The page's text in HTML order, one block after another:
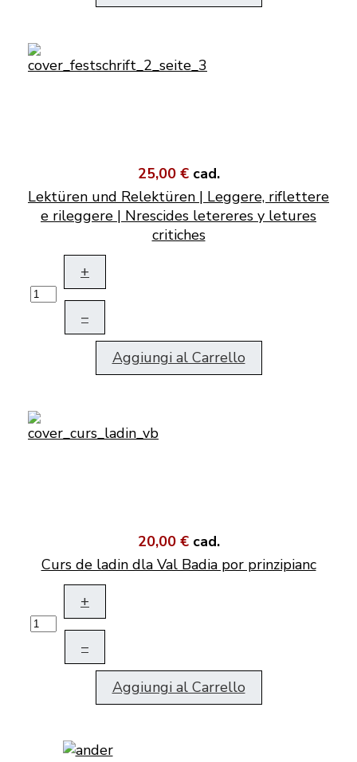
25,00 € cad.
Lektüren und Relektüren | Leggere, riflettere
e rileggere | Nrescides letereres y letures
critiches
+
–
Aggiungi al Carrello
20,00 € cad.
Curs de ladin dla Val Badia por prinzipianc
+
–
Aggiungi al Carrello